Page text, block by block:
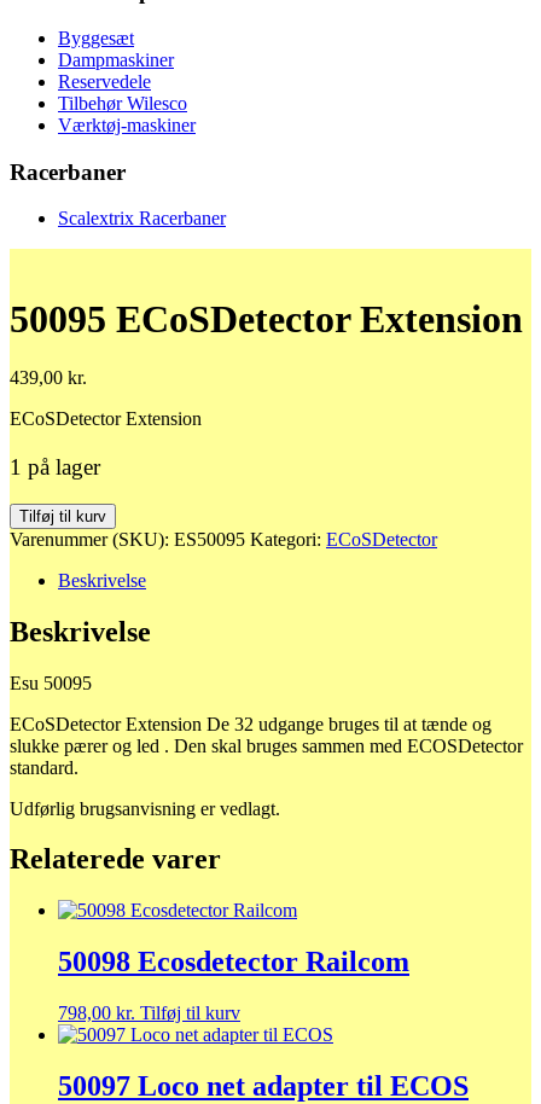
Byggesæt
Dampmaskiner
Reservedele
Tilbehør Wilesco
Værktøj-maskiner
Racerbaner
Scalextrix Racerbaner
50095 ECoSDetector Extension
439,00 kr.
ECoSDetector Extension
1 på lager
50095
ECoSDetector
antal
Tilføj til kurv
Varenummer (SKU): ES50095 Kategori: ECoSDetector
Beskrivelse
Beskrivelse
Esu 50095
ECoSDetector Extension De 32 udgange bruges til at tænde og
slukke pærer og led . Den skal bruges sammen med ECOSDetector
standard.
Udførlig brugsanvisning er vedlagt.
Relaterede varer
50098 Ecosdetector Railcom
798,00 kr. Tilføj til kurv
50097 Loco net adapter til ECOS